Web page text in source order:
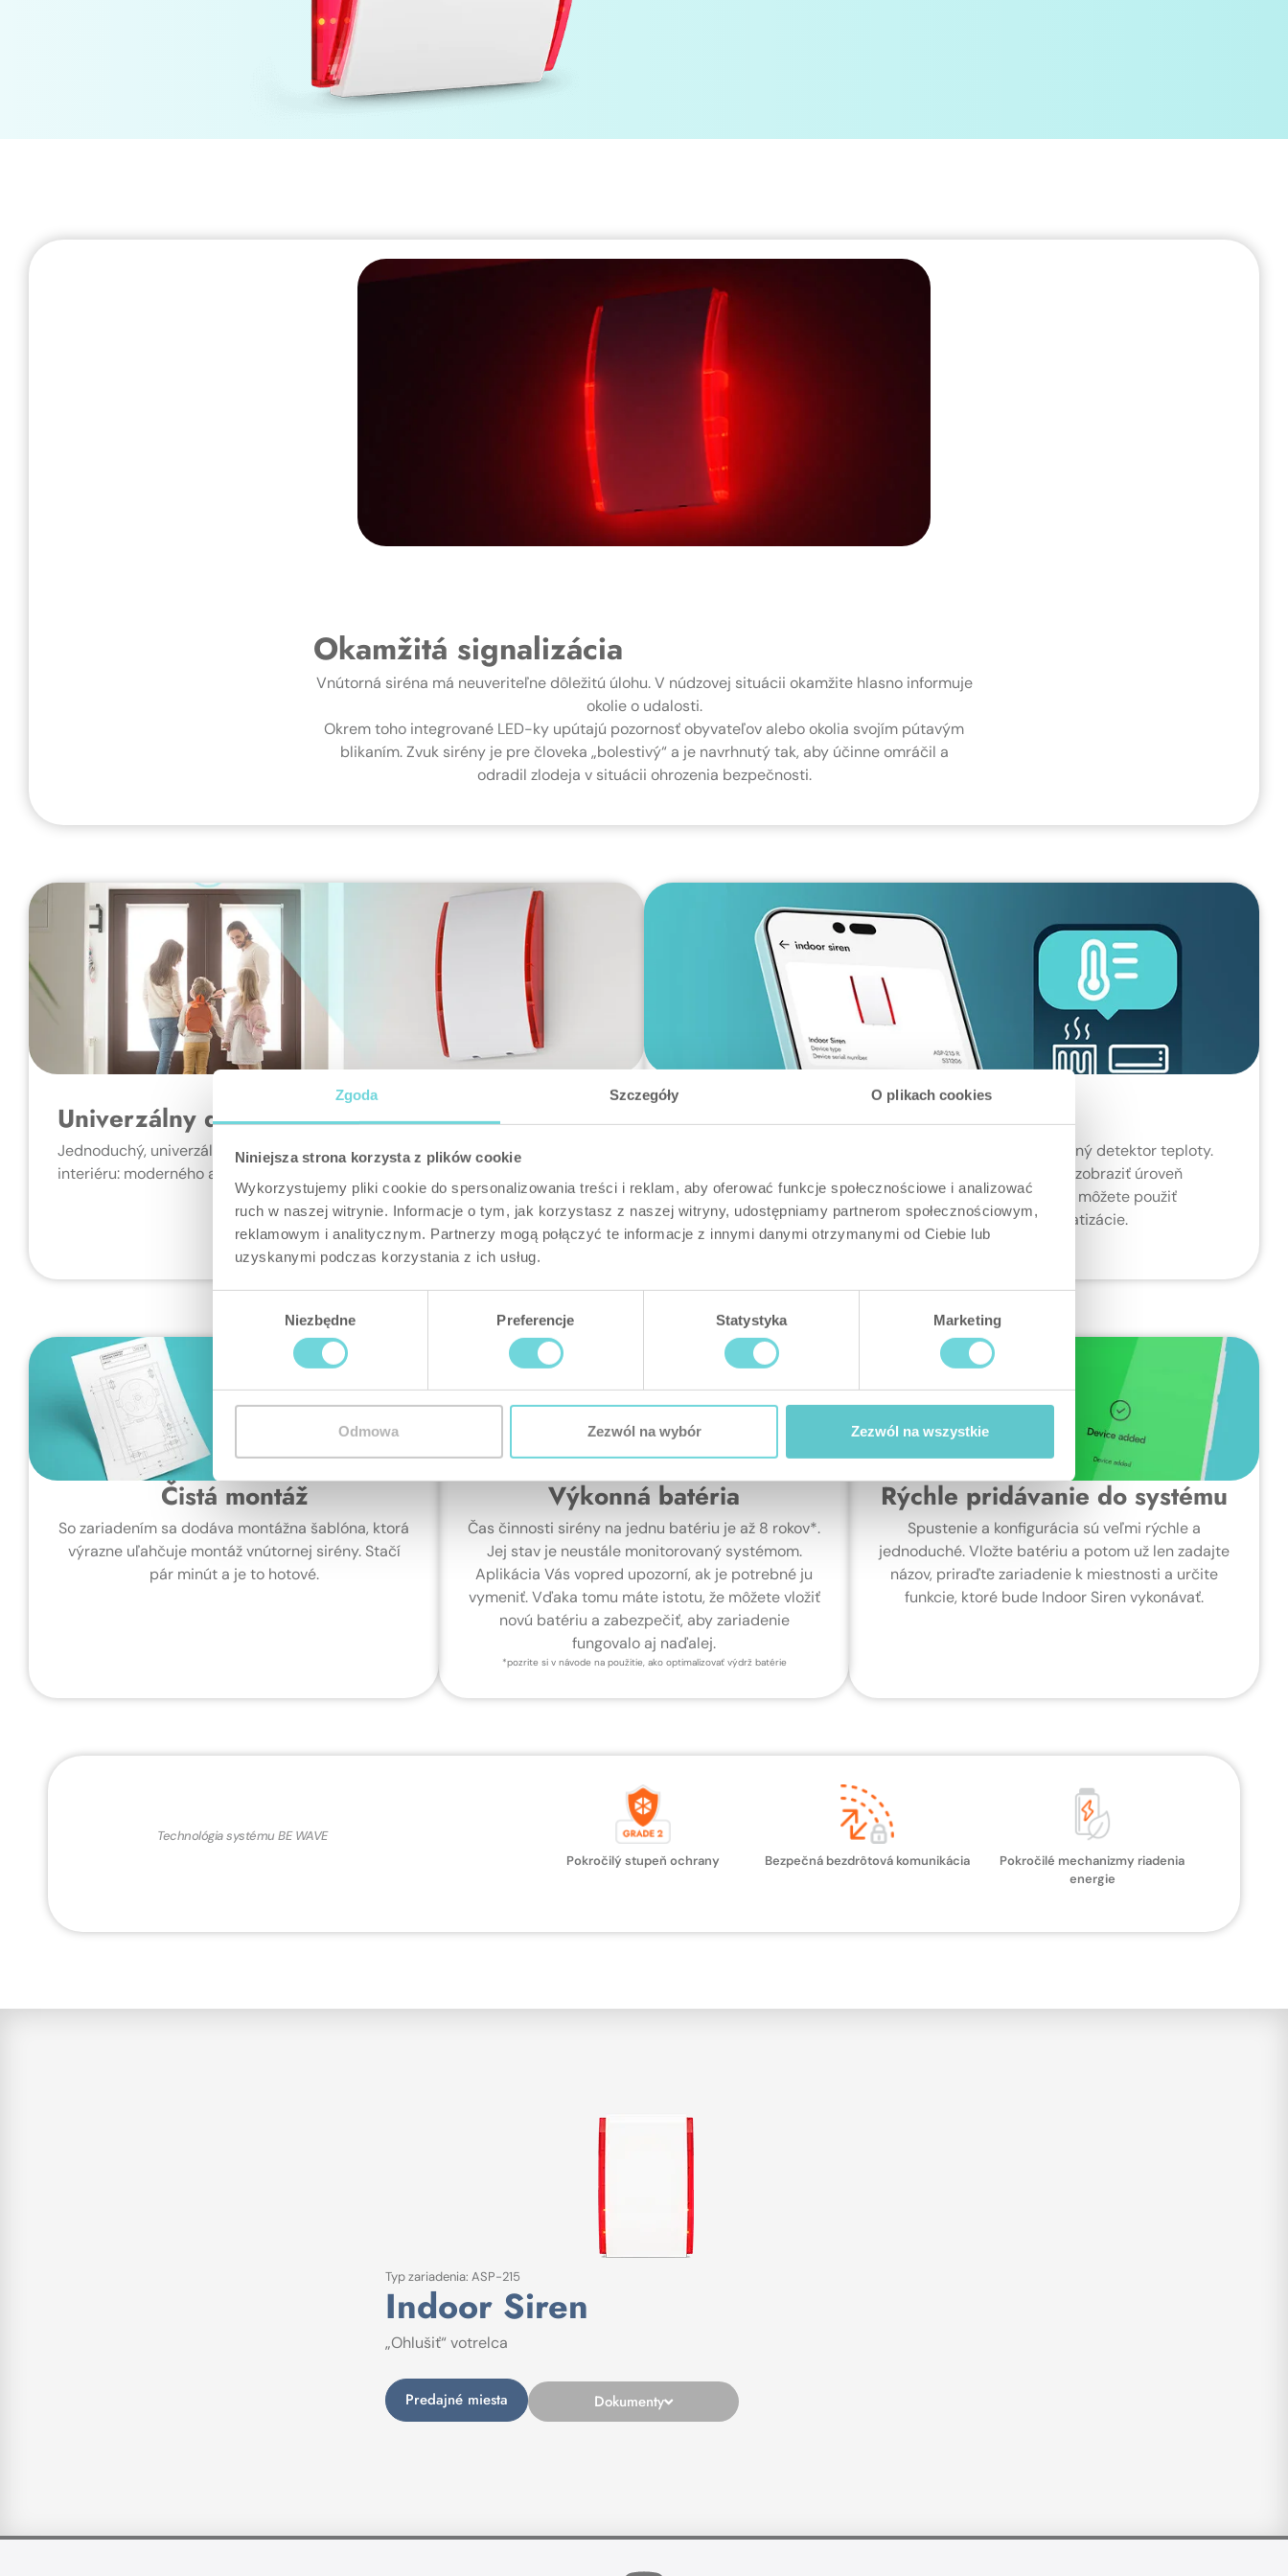
Zgoda Szczegóły O plikach cookies
Niniejsza strona korzysta z plików cookie
Wykorzystujemy pliki cookie do spersonalizowania treści i reklam, aby oferować funkcje społecznościowe i analizować
ruch w naszej witrynie. Informacje o tym, jak korzystasz z naszej witryny, udostępniamy partnerom społecznościowym,
reklamowym i analitycznym. Partnerzy mogą połączyć te informacje z innymi danymi otrzymanymi od Ciebie lub
uzyskanymi podczas korzystania z ich usług.
Niezbędne Preferencje Statystyka Marketing
Odmowa Zezwól na wybór Zezwól na wszystkie
Okamžitá signalizácia
Vnútorná siréna má neuveriteľne dôležitú úlohu. V núdzovej situácii okamžite hlasno informuje
okolie o udalosti.
Okrem toho integrované LED-ky upútajú pozornosť obyvateľov alebo okolia svojím pútavým
blikaním. Zvuk sirény je pre človeka „bolestivý“ a je navrhnutý tak, aby účinne omráčil a
odradil zlodeja v situácii ohrozenia bezpečnosti.
Univerzálny dizajn
Jednoduchý, univerzálny tvar Indoor Siren sa dokonale hodí do každého
interiéru: moderného alebo klasického.
Meranie teploty
Takmer každé zariadenie systému BE WAVE má zabudovaný detektor teploty.
Indoor Siren má tiež túto funkciu, takže v aplikácii môžete zobraziť úroveň
teploty v miestnosti, v ktorej je nainštalovaná. Tieto údaje môžete použiť
napríklad na optimálne ovládanie vykurovania alebo klimatizácie.
Čistá montáž
So zariadením sa dodáva montážna šablóna, ktorá
výrazne uľahčuje montáž vnútornej sirény. Stačí
pár minút a je to hotové.
Výkonná batéria
Čas činnosti sirény na jednu batériu je až 8 rokov*.
Jej stav je neustále monitorovaný systémom.
Aplikácia Vás vopred upozorní, ak je potrebné ju
vymeniť. Vďaka tomu máte istotu, že môžete vložiť
novú batériu a zabezpečiť, aby zariadenie
fungovalo aj naďalej.
*pozrite si v návode na použitie, ako optimalizovať výdrž batérie
Rýchle pridávanie do systému
Spustenie a konfigurácia sú veľmi rýchle a
jednoduché. Vložte batériu a potom už len zadajte
názov, priraďte zariadenie k miestnosti a určite
funkcie, ktoré bude Indoor Siren vykonávať.
Technológia systému BE WAVE
Pokročilý stupeň ochrany
Bezpečná bezdrôtová komunikácia
Pokročilé mechanizmy riadenia
energie
Typ zariadenia: ASP-215
Indoor Siren
„Ohlušiť“ votrelca
Predajné miesta Dokumenty